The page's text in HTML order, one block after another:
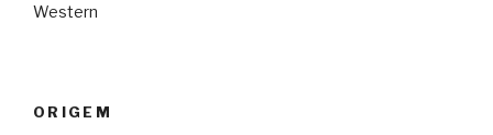
Western
ORIGEM